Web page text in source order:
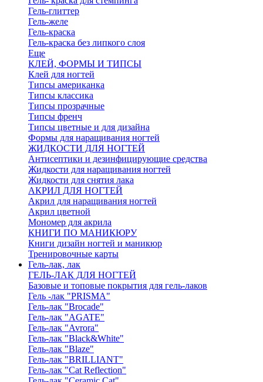
Гель-глиттер
Гель-желе
Гель-краска
Гель-краска без липкого слоя
Еще
КЛЕЙ, ФОРМЫ И ТИПСЫ
Клей для ногтей
Типсы американка
Типсы классика
Типсы прозрачные
Типсы френч
Типсы цветные и для дизайна
Формы для наращивания ногтей
ЖИДКОСТИ ДЛЯ НОГТЕЙ
Антисептики и дезинфицирующие средства
Жидкости для наращивания ногтей
Жидкости для снятия лака
АКРИЛ ДЛЯ НОГТЕЙ
Акрил для наращивания ногтей
Акрил цветной
Мономер для акрила
КНИГИ ПО МАНИКЮРУ
Книги дизайн ногтей и маникюр
Тренировочные карты
Гель-лак, лак
ГЕЛЬ-ЛАК ДЛЯ НОГТЕЙ
Базовые и топовые покрытия для гель-лаков
Гель -лак "PRISMA"
Гель-лак "Brocade"
Гель-лак "AGATE"
Гель-лак "Avrora"
Гель-лак "Black&White"
Гель-лак "Blaze"
Гель-лак "BRILLIANT"
Гель-лак "Cat Reflection"